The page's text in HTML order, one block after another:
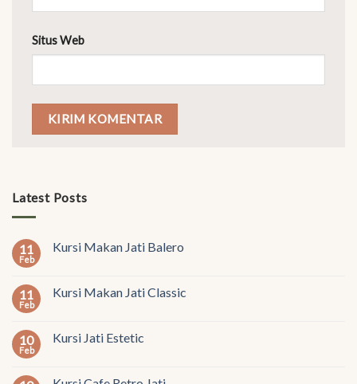
Situs Web
Latest Posts
11
Feb
Kursi Makan Jati Balero
11
Feb
Kursi Makan Jati Classic
10
Feb
Kursi Jati Estetic